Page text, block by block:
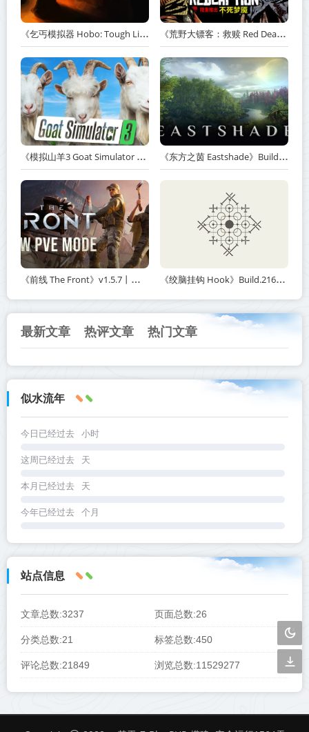
《乞丐模拟器 Hobo: Tough Life》v1.20.010-赠原声带+解锁全人物满级通关存档+多项修改器【单机+联机】丨中文版网盘下载 《荒野大镖客：救赎 Red Dead Redemption》v1.0.42.46611-送修改器丨中文版网盘下载
《模拟山羊3 Goat Simulator 3》v1.2.0.2-全DLC+含重制版【单机+联机】【PC/手机双端】丨中文版网盘下载 《东方之茵 Eastshade》Build.20251455-免安装中文版丨中文版网盘下载
《前线 The Front》v1.5.7丨中文版网盘下载 《绞脑挂钩 Hook》Build.21678887-免安装中文版丨中文版网盘下载
最新文章 热评文章 热门文章
似水流年
今日已经过去 小时
这周已经过去 天
本月已经过去 天
今年已经过去 个月
站点信息
文章总数:3237 页面总数:26
分类总数:21 标签总数:450
评论总数:21849 浏览总数:11529277